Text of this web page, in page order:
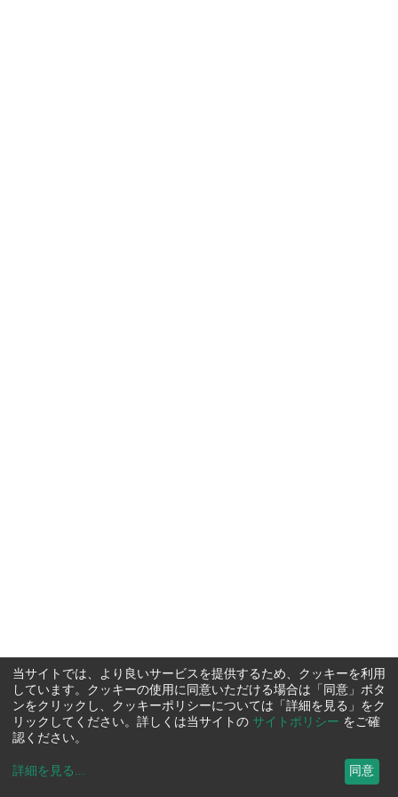
当サイトでは、より良いサービスを提供するため、クッキーを利用
しています。クッキーの使用に同意いただける場合は「同意」ボタ
ンをクリックし、クッキーポリシーについては「詳細を見る」をク
リックしてください。詳しくは当サイトの サイトポリシー をご確
認ください。
詳細を見る ... 同意